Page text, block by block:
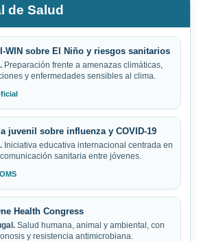
de Salud
WIN sobre El Niño y riesgos sanitarios
Preparación frente a amenazas climáticas,
y enfermedades sensibles al clima.
juvenil sobre influenza y COVID-19
Iniciativa educativa internacional centrada en
sanitaria entre jóvenes.
Health Congress
Salud humana, animal y ambiental, con
y resistencia antimicrobiana.